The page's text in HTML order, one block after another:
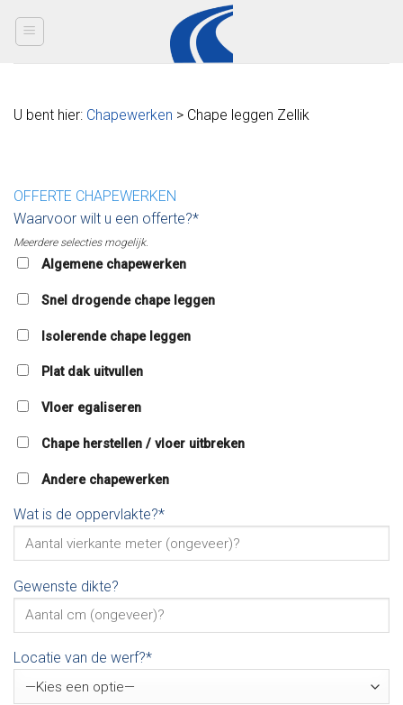
U bent hier: Chapewerken > Chape leggen Zellik
OFFERTE CHAPEWERKEN
Waarvoor wilt u een offerte?*
Meerdere selecties mogelijk.
Algemene chapewerken
Snel drogende chape leggen
Isolerende chape leggen
Plat dak uitvullen
Vloer egaliseren
Chape herstellen / vloer uitbreken
Andere chapewerken
Wat is de oppervlakte?*
Gewenste dikte?
Locatie van de werf?*